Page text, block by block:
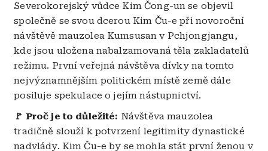
Severokorejský vůdce Kim Čong-un se objevil
společně se svou dcerou Kim Ču-e při novoroční
návštěvě mauzolea Kumsusan v Pchjongjangu,
kde jsou uložena nabalzamovaná těla zakladatelů
režimu. První veřejná návštěva dívky na tomto
nejvýznamnějším politickém místě země dále
posiluje spekulace o jejím nástupnictví.
🚩 ​ Proč je to důležité: Návštěva mauzolea
tradičně slouží k potvrzení legitimity dynastické
nadvlády. Kim Ču-e by se mohla stát první ženou v